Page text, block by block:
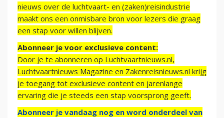
nieuws over de luchtvaart- en (zaken)reisindustrie
maakt ons een onmisbare bron voor lezers die graag
een stap voor willen blijven.
Abonneer je voor exclusieve content:
Door je te abonneren op Luchtvaartnieuws.nl,
Luchtvaartnieuws Magazine en Zakenreisnieuws.nl krijg
je toegang tot exclusieve content en jarenlange
ervaring die je steeds een stap voorsprong geeft.
Abonneer je vandaag nog en word onderdeel van